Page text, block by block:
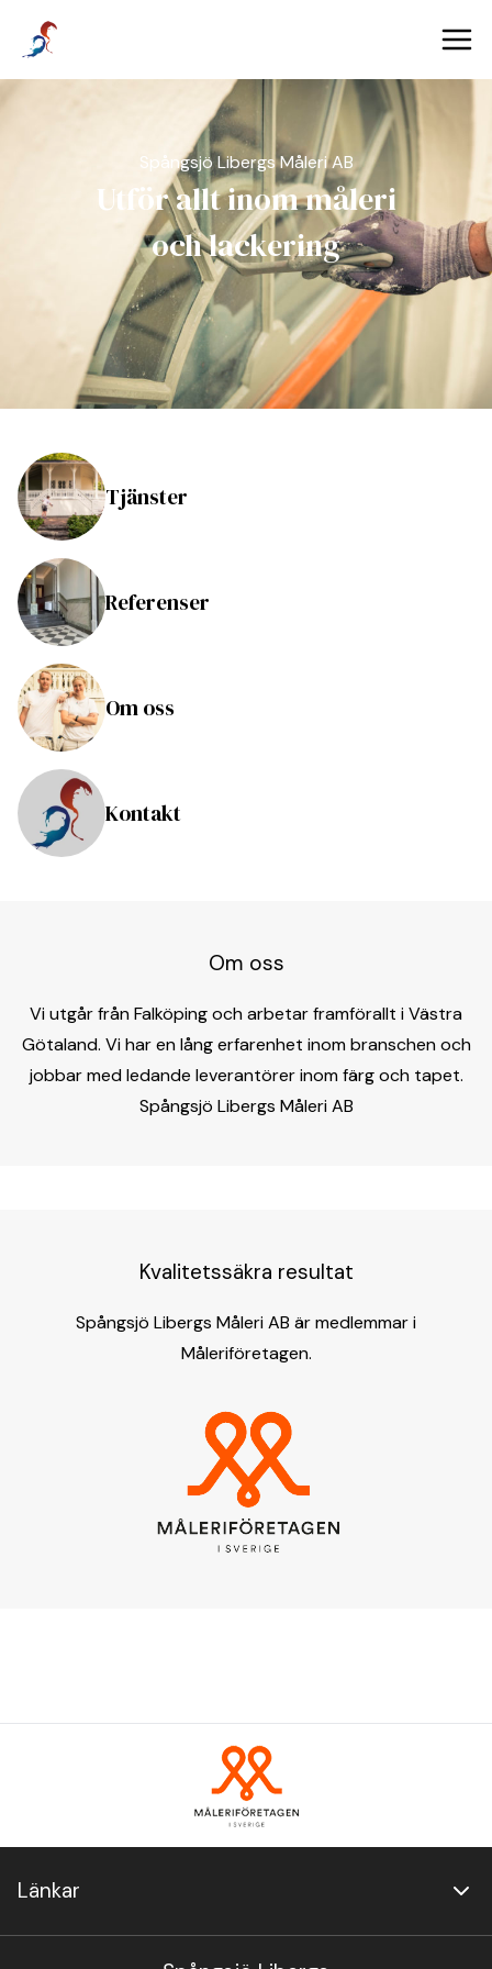
spangsjo
Spångsjö Libergs Måleri AB
Utför allt inom måleri
och lackering
Tjänster
Referenser
Om oss
Kontakt
Om oss
Vi utgår från Falköping och arbetar framförallt i Västra
Götaland. Vi har en lång erfarenhet inom branschen och
jobbar med ledande leverantörer inom färg och tapet.
Spångsjö Libergs Måleri AB
Kvalitetssäkra resultat
Spångsjö Libergs Måleri AB är medlemmar i
Måleriföretagen.
Länkar